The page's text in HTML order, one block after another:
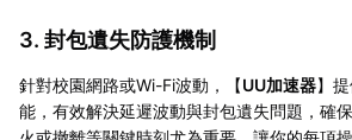
3. 封包遺失防護機制
針對校園網路或Wi-Fi波動，【UU加速器】
能，有效解決延遲波動與封包遺失問題，確